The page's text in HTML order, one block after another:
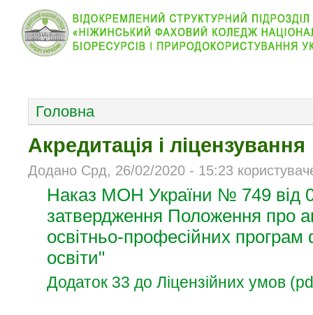
Головна
Акредитація і ліцензування
Додано Срд, 26/02/2020 - 15:23
Наказ МОН України № 749 від
затвердження Положення про
освітньо-професійних
освіти"
Додаток 33 до Ліцензійних умов